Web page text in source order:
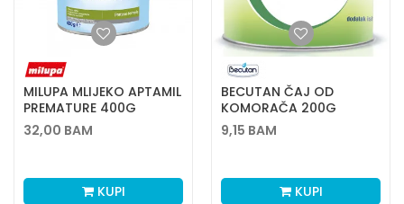
MILUPA MLIJEKO APTAMIL
PREMATURE 400G
32,00 BAM
KUPI
BECUTAN ČAJ OD
KOMORAČA 200G
9,15 BAM
KUPI